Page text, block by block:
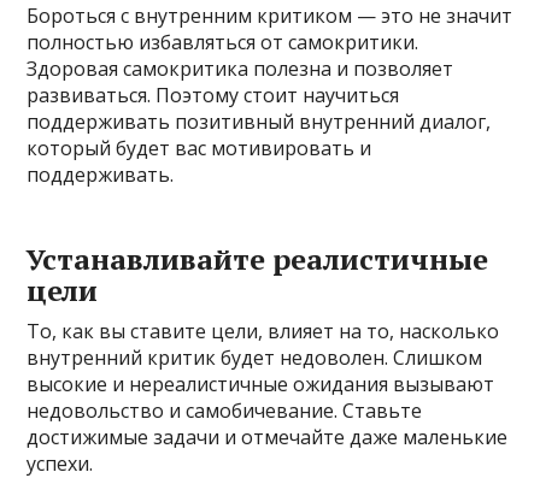
Бороться с внутренним критиком — это не значит
полностью избавляться от самокритики.
Здоровая самокритика полезна и позволяет
развиваться. Поэтому стоит научиться
поддерживать позитивный внутренний диалог,
который будет вас мотивировать и
поддерживать.
Устанавливайте реалистичные
цели
То, как вы ставите цели, влияет на то, насколько
внутренний критик будет недоволен. Слишком
высокие и нереалистичные ожидания вызывают
недовольство и самобичевание. Ставьте
достижимые задачи и отмечайте даже маленькие
успехи.